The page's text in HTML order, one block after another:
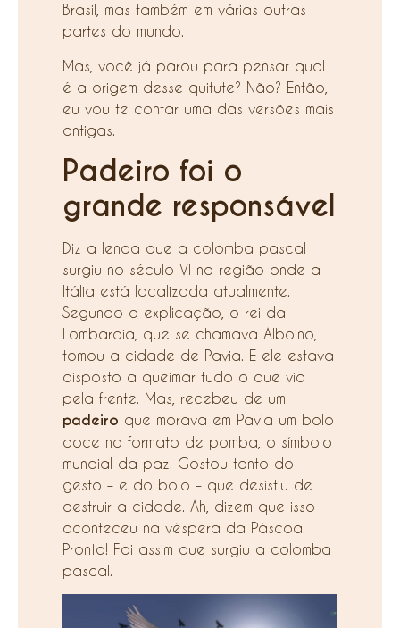
Brasil, mas também em várias outras
partes do mundo.
Mas, você já parou para pensar qual
é a origem desse quitute? Não? Então,
eu vou te contar uma das versões mais
antigas.
Padeiro foi o
grande responsável
Diz a lenda que a colomba pascal
surgiu no século VI na região onde a
Itália está localizada atualmente.
Segundo a explicação, o rei da
Lombardia, que se chamava Alboino,
tomou a cidade de Pavia. E ele estava
disposto a queimar tudo o que via
pela frente. Mas, recebeu de um
padeiro que morava em Pavia um bolo
doce no formato de pomba, o símbolo
mundial da paz. Gostou tanto do
gesto – e do bolo – que desistiu de
destruir a cidade. Ah, dizem que isso
aconteceu na véspera da Páscoa.
Pronto! Foi assim que surgiu a colomba
pascal.